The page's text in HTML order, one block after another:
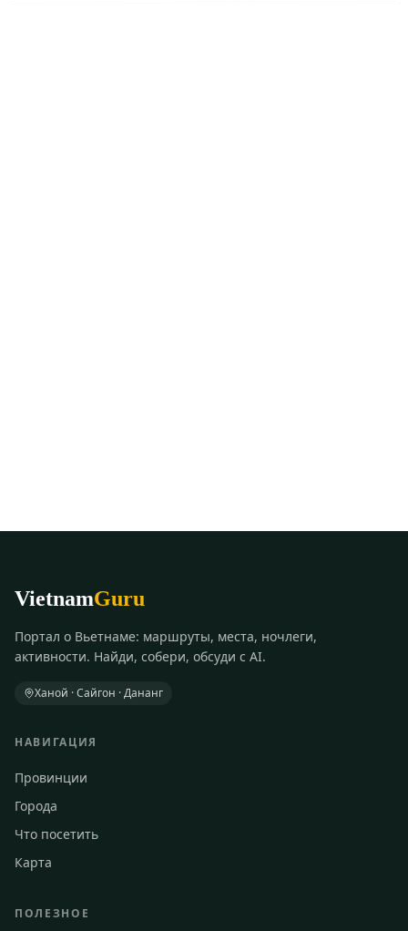
VietnamGuru
Портал о Вьетнаме: маршруты, места, ночлеги,
активности. Найди, собери, обсуди с AI.
Ханой · Сайгон · Дананг
НАВИГАЦИЯ
Провинции
Города
Что посетить
Карта
ПОЛЕЗНОЕ